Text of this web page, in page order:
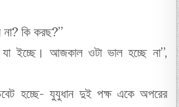
না? কি করছ?”
ইচ্ছে। আজকাল ওটা ভাল হচ্ছে না”,
হচ্ছে- যুযুধান দুই পক্ষ একে অপরের